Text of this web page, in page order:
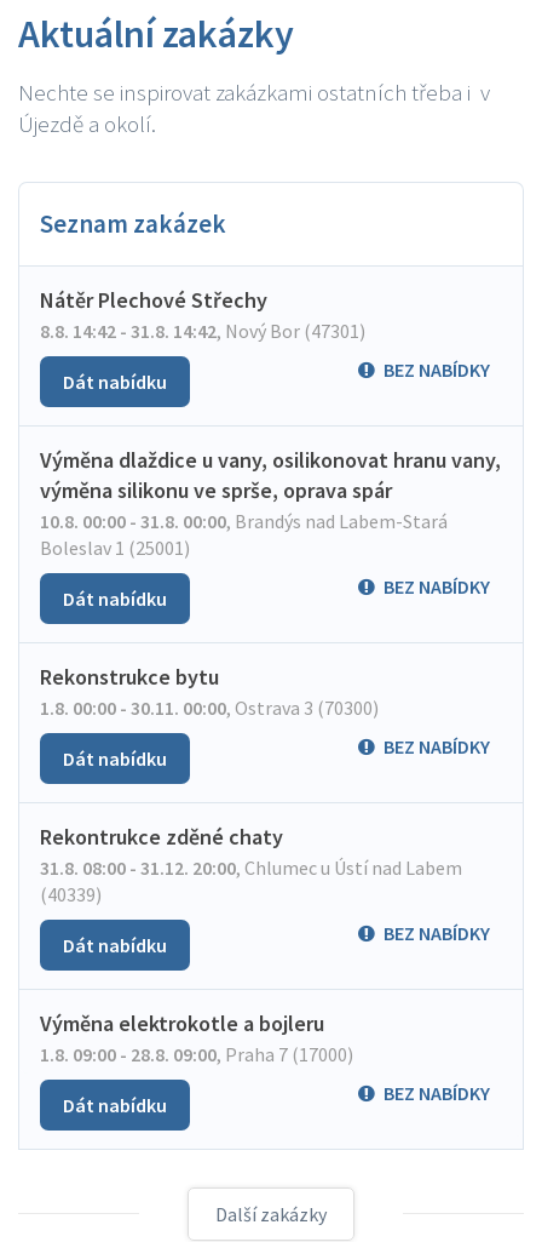
Aktuální zakázky
Nechte se inspirovat zakázkami ostatních třeba i v
Újezdě a okolí.
Seznam zakázek
Nátěr Plechové Střechy
8.8. 14:42 - 31.8. 14:42, Nový Bor (47301)
BEZ NABÍDKY
Dát nabídku
Výměna dlaždice u vany, osilikonovat hranu vany,
výměna silikonu ve sprše, oprava spár
10.8. 00:00 - 31.8. 00:00, Brandýs nad Labem-Stará
Boleslav 1 (25001)
BEZ NABÍDKY
Dát nabídku
Rekonstrukce bytu
1.8. 00:00 - 30.11. 00:00, Ostrava 3 (70300)
BEZ NABÍDKY
Dát nabídku
Rekontrukce zděné chaty
31.8. 08:00 - 31.12. 20:00, Chlumec u Ústí nad Labem
(40339)
BEZ NABÍDKY
Dát nabídku
Výměna elektrokotle a bojleru
1.8. 09:00 - 28.8. 09:00, Praha 7 (17000)
BEZ NABÍDKY
Dát nabídku
Další zakázky